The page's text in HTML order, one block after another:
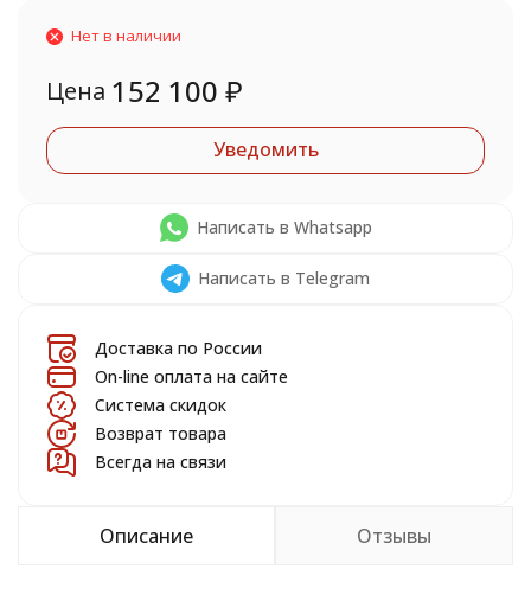
Нет в наличии
Цена 152 100 ₽
Уведомить
Написать в Whatsapp
Написать в Telegram
Доставка по России
On-line оплата на сайте
Система скидок
Возврат товара
Всегда на связи
Описание Отзывы